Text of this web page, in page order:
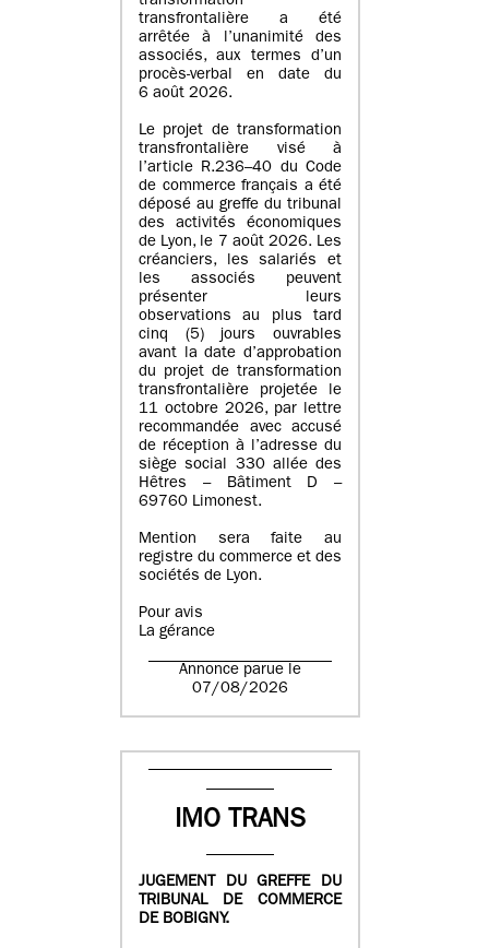
transfrontalière a été
arrêtée à l’unanimité des
associés, aux termes d’un
procès-verbal en date du
6 août 2026.
Le projet de transformation
transfrontalière visé à
l’article R.236–40 du Code
de commerce français a été
déposé au greffe du tribunal
des activités économiques
de Lyon, le 7 août 2026. Les
créanciers, les salariés et
les associés peuvent
présenter leurs
observations au plus tard
cinq (5) jours ouvrables
avant la date d’approbation
du projet de transformation
transfrontalière projetée le
11 octobre 2026, par lettre
recommandée avec accusé
de réception à l’adresse du
siège social 330 allée des
Hêtres – Bâtiment D –
69760 Limonest.
Mention sera faite au
registre du commerce et des
sociétés de Lyon.
Pour avis
La gérance
Annonce parue le
07/08/2026
IMO TRANS
JUGEMENT DU GREFFE DU
TRIBUNAL DE COMMERCE
DE BOBIGNY.